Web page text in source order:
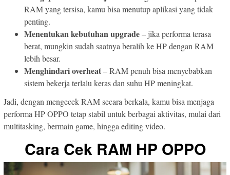
RAM yang tersisa, kamu bisa menutup aplikasi yang tidak
penting.
Menentukan kebutuhan upgrade– jika performa terasa
berat, mungkin sudah saatnya beralih ke HP dengan RAM
lebih besar.
Menghindari overheat– RAM penuh bisa menyebabkan
sistem bekerja terlalu keras dan suhu HP meningkat.
Jadi, dengan mengecek RAM secara berkala, kamu bisa menjaga
performa HP OPPO tetap stabil untuk berbagai aktivitas, mulai dari
multitasking, bermain game, hingga editing video.
Cara Cek RAM HP OPPO